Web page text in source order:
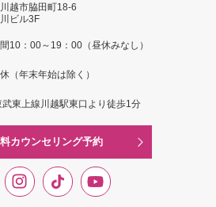
越市脇田町18-6
ビル3F
10：00～19：00（昼休みなし）
（年末年始は除く）
東上線川越駅東口より徒歩1分
カウンセリング予約